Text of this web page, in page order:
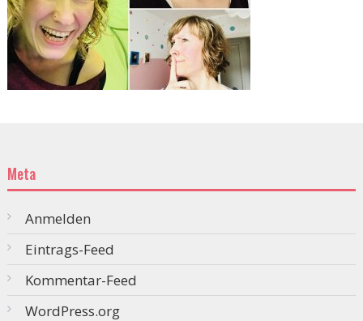
Meta
Anmelden
Eintrags-Feed
Kommentar-Feed
WordPress.org